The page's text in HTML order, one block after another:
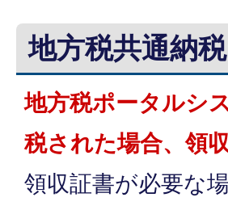
地方税共通納
地方税ポータルシ
税された場合、領
領収証書が必要な